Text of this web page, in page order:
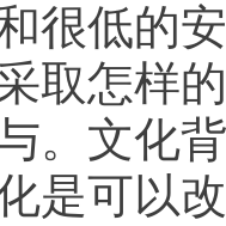
很低的
取怎样
。文化
是可以